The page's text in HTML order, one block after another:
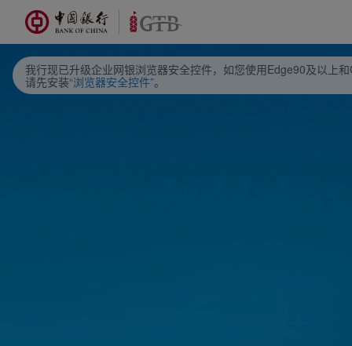
12:00:00
2020/12/12
文件名.xxx
12:00:00
2020/12/12
文件名.xxx
12:00:00
2020/12/12
文件名.xxx
12:00:00
2020/12/12
文件名.xxx
仪表盘模式
可浏览原首页内容
切 换
我行现已升级企业网银浏览器安全控件，如您使用Edge90及以上
请先安装“浏览器安全控件”。